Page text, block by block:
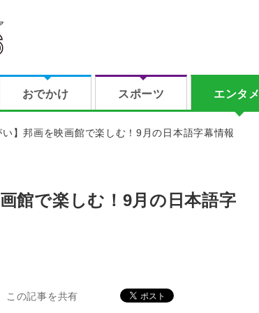
おでかけ スポーツ エンタメ
い】邦画を映画館で楽しむ！9月の日本語字幕情報
館で楽しむ！9月の日本語字
この記事を共有